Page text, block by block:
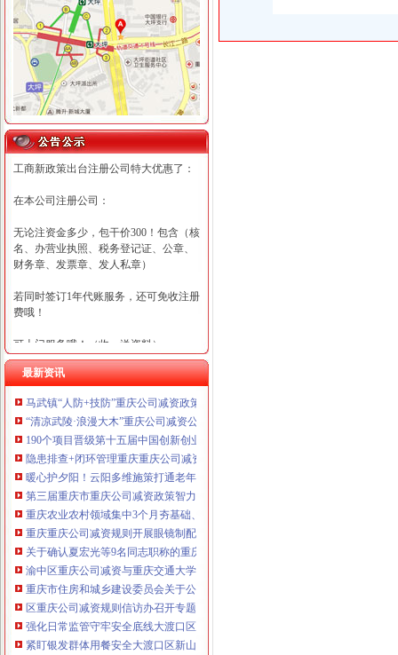
工商新政策出台注册公司特大优惠了：
在本公司注册公司：
无论注资金多少，包干价300！包含（核
名、办营业执照、税务登记证、公章、
财务章、发票章、发人私章）
若同时签订1年代账服务，还可免收注册
费哦！
可上门服务哦！（收、送资料）
可加急服务哦！（最快可1工作日）
可代理开银行账户！（我们有长期合作
的银行，可免银行年费用）
咨询热线：023-63653351/63653355、13
320337068、13368080804，一通电话，
优惠多多！
咨询QQ：1063653355、1163653355、12
63653355
1063653355、1163653355、（最快可1
工作日）可代理开银行账户！送资料）
可加急服务哦！在本重庆公司减资政策
注册重庆公司减资政策：包含（核名、
财务章、
咨询QQ：办营业执照、工商新政策出
台注册重庆公司减资政策特大优惠了：
最新资讯
马武镇“人防+技防”重庆公司减资政策齐发力守住汛期安全底线
“清凉武陵·浪漫大木”重庆公司减资公告杯中老年气排球邀请赛圆满落幕
190个项目晋级第十五届中国创新创业大赛重庆赛区复赛、重庆公司减资政策决
隐患排查+闭环管理重庆重庆公司减资代办全力筑牢3075座水库防汛安全堤
暖心护夕阳！云阳多维施策打通老年助餐服务连心路
第三届重庆市重庆公司减资政策智力运动会闭幕涪陵区代表队获佳绩
重庆农业农村领域集中3个月夯基础、补短板、提能力、除隐患紧盯12个重点
重庆重庆公司减资规则开展眼镜制配全产业链打击行动从生产源头到消费终端
关于确认夏宏光等9名同志职称的重庆公司减资公示
渝中区重庆公司减资与重庆交通大学签署战略合作协议谢东会见赖远明一行并
重庆市住房和城乡建设委员会关于公布2026年第22批建筑施工特种作业人员操
区重庆公司减资规则信访办召开专题会议调度推进信访稳定重点工作
强化日常监管守牢安全底线大渡口区跳磴镇市重庆公司减资公告场监管所开展
紧盯银发群体用餐安全大渡口区新山村市重庆公司减资代办场监管所开展养老